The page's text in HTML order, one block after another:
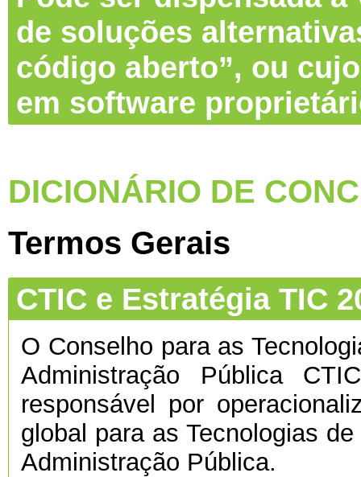
de soluções
código aberto”, ou
em software
DICIONÁRIO DE
Termos Gerais
CTIC e Estratégia TIC
O Conselho para as
Administração Pública
responsável por
global para as Tecnologias
Administração Pública.